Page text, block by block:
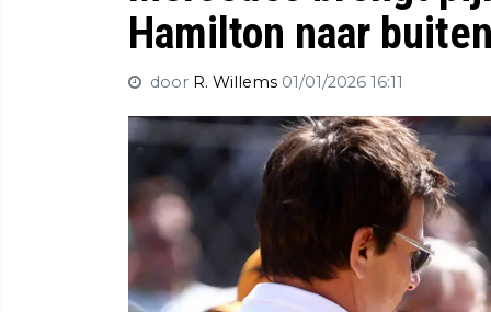
Hamilton naar
door R. Willems 01/01/2026 16:11